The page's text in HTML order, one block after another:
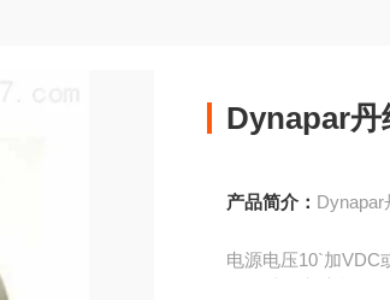
Dynapar丹
产品简介： Dynapar
电源电压10`加VDC